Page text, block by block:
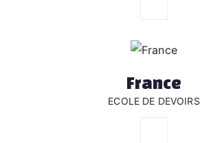
France
ECOLE DE DEVOIRS